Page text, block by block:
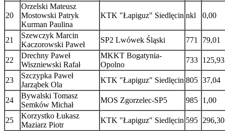
20
Orzelski Mateusz
Mostowski Patryk
Kurman Paulina
KTK "Łapiguz" Siedlęcin nkl 0,00
21
Szewczyk Marcin
Kaczorowski Paweł
SP2 Lwówek Śląski 771 79,01
22
Drechny Paweł
Wiszniewski Rafał
MKKT Bogatynia-
Opolno
733 125,93
23
Szczypka Paweł
Jarząbek Ola
KTK "Łapiguz" Siedlęcin 805 37,04
24
Bywalski Tomasz
Semków Michał
MOS Zgorzelec-SP5 985 1,00
25
Korzystko Łukasz
Maziarz Piotr
KTK "Łapiguz" Siedlęcin 595 296,30